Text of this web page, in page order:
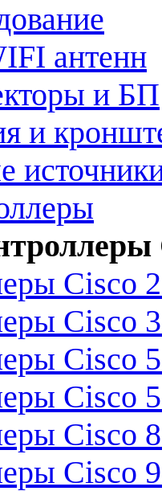
антенн
и БП
и
Cisco
Cisco
Cisco
Cisco
Cisco
Cisco